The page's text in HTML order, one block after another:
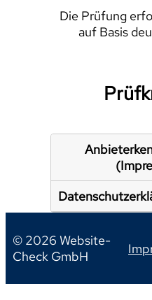
Die Prüfung
auf Basis
© 2026 Website-
Check GmbH